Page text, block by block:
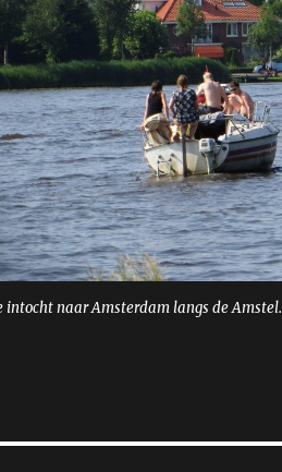
intocht naar Amsterdam langs de Amstel.